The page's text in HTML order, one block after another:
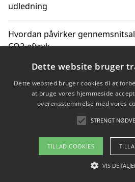
udledning
Hvordan påvirker
CO2-aftryk
Hvordan nyheder om CO2-
hverdag
Om / kontakt
Blog
Dette website bruger
Dette websted bruger cookies til at
at bruge vores hjemmeside
overensstemmelse med vores
STRENGT
TILLAD COOKIES
VIS